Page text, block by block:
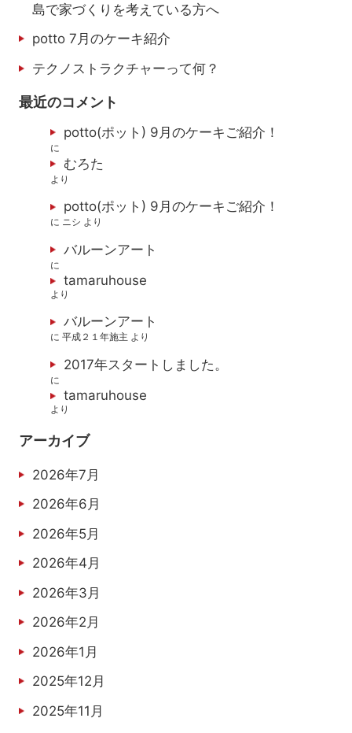
島で家づくりを考えている方へ
potto 7月のケーキ紹介
テクノストラクチャーって何？
最近のコメント
potto(ポット) 9月のケーキご紹介！
に
むろた
より
potto(ポット) 9月のケーキご紹介！
に ニシ より
バルーンアート
に
tamaruhouse
より
バルーンアート
に平成２１年施主 より
2017年スタートしました。
に
tamaruhouse
より
アーカイブ
2026年7月
2026年6月
2026年5月
2026年4月
2026年3月
2026年2月
2026年1月
2025年12月
2025年11月